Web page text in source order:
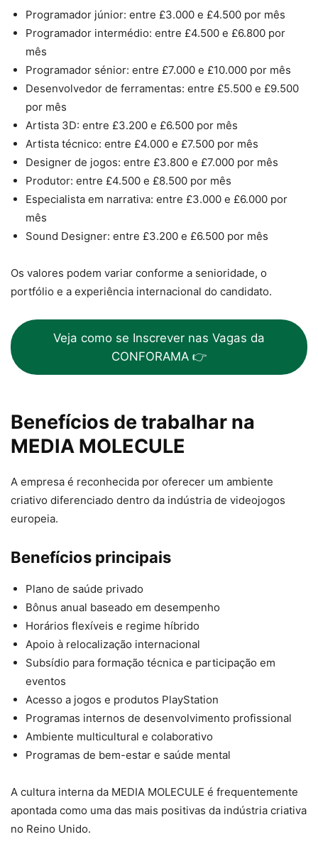
Programador júnior: entre £3.000 e £4.500 por mês
Programador intermédio: entre £4.500 e £6.800 por
mês
Programador sénior: entre £7.000 e £10.000 por mês
Desenvolvedor de ferramentas: entre £5.500 e £9.500
por mês
Artista 3D: entre £3.200 e £6.500 por mês
Artista técnico: entre £4.000 e £7.500 por mês
Designer de jogos: entre £3.800 e £7.000 por mês
Produtor: entre £4.500 e £8.500 por mês
Especialista em narrativa: entre £3.000 e £6.000 por
mês
Sound Designer: entre £3.200 e £6.500 por mês
Os valores podem variar conforme a senioridade, o
portfólio e a experiência internacional do candidato.
Veja como se Inscrever nas Vagas da
CONFORAMA 👉
Benefícios de trabalhar na
MEDIA MOLECULE
A empresa é reconhecida por oferecer um ambiente
criativo diferenciado dentro da indústria de videojogos
europeia.
Benefícios principais
Plano de saúde privado
Bônus anual baseado em desempenho
Horários flexíveis e regime híbrido
Apoio à relocalização internacional
Subsídio para formação técnica e participação em
eventos
Acesso a jogos e produtos PlayStation
Programas internos de desenvolvimento profissional
Ambiente multicultural e colaborativo
Programas de bem-estar e saúde mental
A cultura interna da MEDIA MOLECULE é frequentemente
apontada como uma das mais positivas da indústria criativa
no Reino Unido.